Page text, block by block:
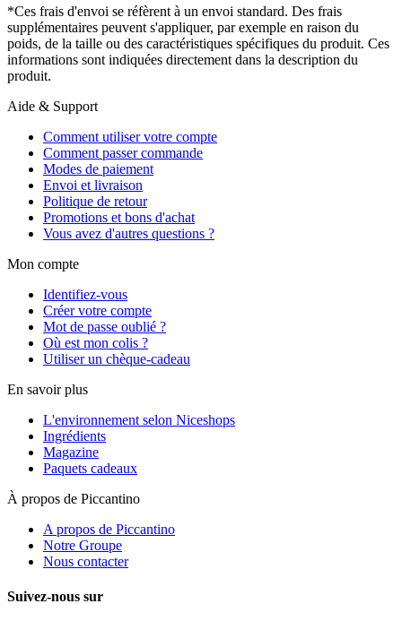
*Ces frais d'envoi se réfèrent à un envoi standard. Des frais
supplémentaires peuvent s'appliquer, par exemple en raison du
poids, de la taille ou des caractéristiques spécifiques du produit. Ces
informations sont indiquées directement dans la description du
produit.
Aide & Support
Comment utiliser votre compte
Comment passer commande
Modes de paiement
Envoi et livraison
Politique de retour
Promotions et bons d'achat
Vous avez d'autres questions ?
Mon compte
Identifiez-vous
Créer votre compte
Mot de passe oublié ?
Où est mon colis ?
Utiliser un chèque-cadeau
En savoir plus
L'environnement selon Niceshops
Ingrédients
Magazine
Paquets cadeaux
À propos de Piccantino
A propos de Piccantino
Notre Groupe
Nous contacter
Suivez-nous sur